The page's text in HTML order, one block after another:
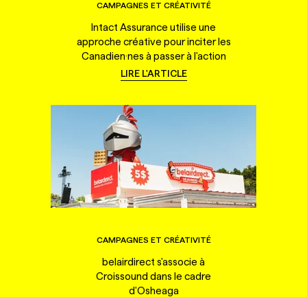
CAMPAGNES ET CRÉATIVITÉ
Intact Assurance utilise une
approche créative pour inciter les
Canadien·nes à passer à l'action
LIRE L'ARTICLE
CAMPAGNES ET CRÉATIVITÉ
belairdirect s'associe à
Croissound dans le cadre
d'Osheaga